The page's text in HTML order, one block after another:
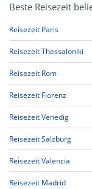
Beste Reisezeit
Reisezeit Paris
Reisezeit Thessaloniki
Reisezeit Rom
Reisezeit Florenz
Reisezeit Venedig
Reisezeit Salzburg
Reisezeit Valencia
Reisezeit Madrid